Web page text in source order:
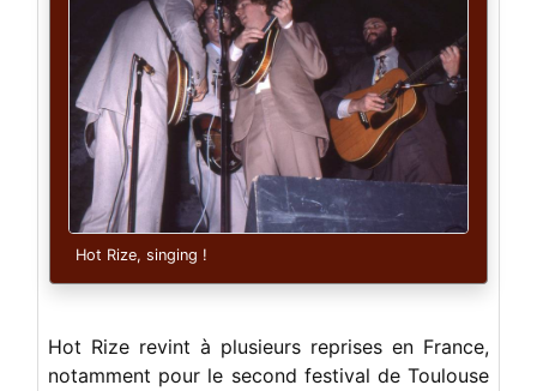
Hot Rize, singing !
Hot Rize revint à plusieurs reprises en France,
notamment pour le second festival de Toulouse